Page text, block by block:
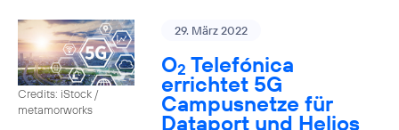
Credits: iStock /
metamorworks
29. März 2022
O2 Telefónica
errichtet 5G
Campusnetze für
Dataport und Helios